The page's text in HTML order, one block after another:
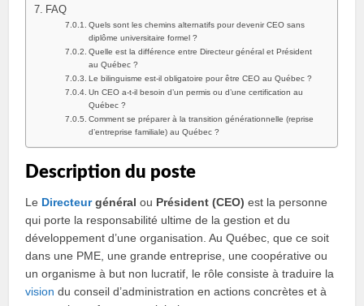
FAQ
Quels sont les chemins alternatifs pour devenir CEO sans
diplôme universitaire formel ?
Quelle est la différence entre Directeur général et Président
au Québec ?
Le bilinguisme est‑il obligatoire pour être CEO au Québec ?
Un CEO a‑t‑il besoin d’un permis ou d’une certification au
Québec ?
Comment se préparer à la transition générationnelle (reprise
d’entreprise familiale) au Québec ?
Description du poste
Le Directeurgénéral ou Président (CEO) est la personne
qui porte la responsabilité ultime de la gestion et du
développement d’une organisation. Au Québec, que ce soit
dans une PME, une grande entreprise, une coopérative ou
un organisme à but non lucratif, le rôle consiste à traduire la
vision du conseil d’administration en actions concrètes et à